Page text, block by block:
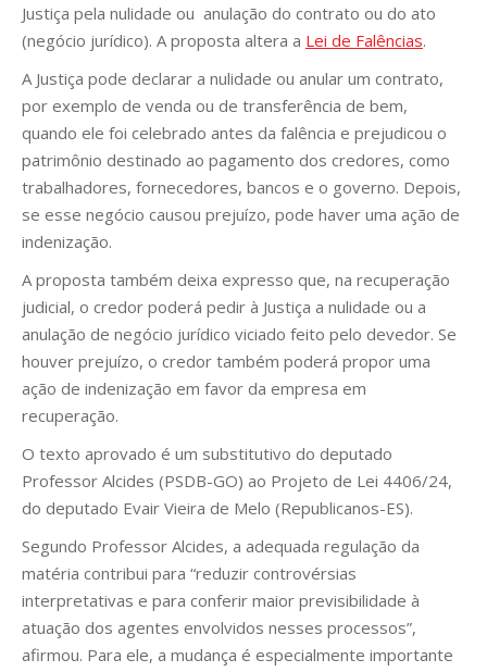
Justiça pela nulidade ou anulação do contrato ou do ato
(negócio jurídico). A proposta altera a Lei de Falências.
A Justiça pode declarar a nulidade ou anular um contrato,
por exemplo de venda ou de transferência de bem,
quando ele foi celebrado antes da falência e prejudicou o
patrimônio destinado ao pagamento dos credores, como
trabalhadores, fornecedores, bancos e o governo. Depois,
se esse negócio causou prejuízo, pode haver uma ação de
indenização.
A proposta também deixa expresso que, na recuperação
judicial, o credor poderá pedir à Justiça a nulidade ou a
anulação de negócio jurídico viciado feito pelo devedor. Se
houver prejuízo, o credor também poderá propor uma
ação de indenização em favor da empresa em
recuperação.
O texto aprovado é um substitutivo do deputado
Professor Alcides (PSDB-GO) ao Projeto de Lei 4406/24,
do deputado Evair Vieira de Melo (Republicanos-ES).
Segundo Professor Alcides, a adequada regulação da
matéria contribui para “reduzir controvérsias
interpretativas e para conferir maior previsibilidade à
atuação dos agentes envolvidos nesses processos”,
afirmou. Para ele, a mudança é especialmente importante